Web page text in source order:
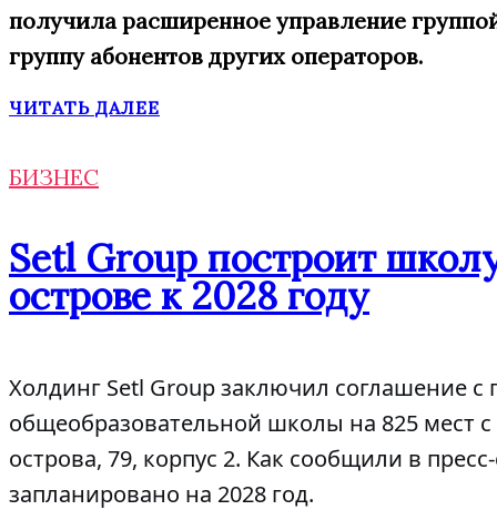
получила расширенное управление
группуабонентов других операторов.
ЧИТАТЬ ДАЛЕЕ
БИЗНЕС
Setl Group построит
острове к 2028 году
Холдинг Setl Group заключил соглашение с
общеобразовательной школы на 825 мест
острова, 79, корпус 2. Как сообщили в
запланировано на 2028 год.